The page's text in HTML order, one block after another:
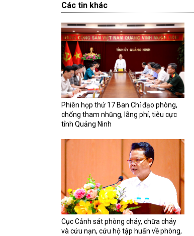
Các tin khác
Phiên họp thứ 17 Ban Chỉ đạo phòng,
chống tham nhũng, lãng phí, tiêu cực
tỉnh Quảng Ninh
Cục Cảnh sát phòng cháy, chữa cháy
và cứu nạn, cứu hộ tập huấn về phòng,